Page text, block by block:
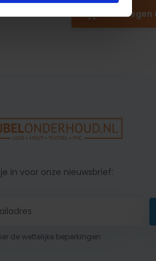
Toevoegen
in voor onze nieuwsbrief:
de wettelijke beperkingen